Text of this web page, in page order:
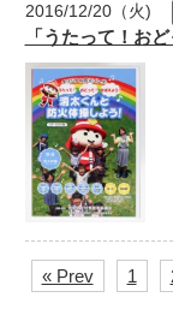
2016/12/20（火)
「うたって！お
« Prev 1